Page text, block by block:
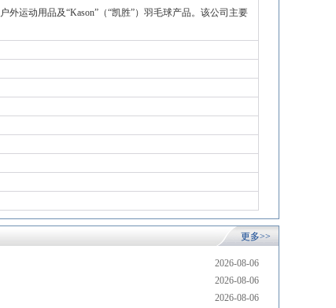
运动用品及“Kason”（“凯胜”）羽毛球产品。该公司主要
更多>>
2026-08-06
2026-08-06
2026-08-06